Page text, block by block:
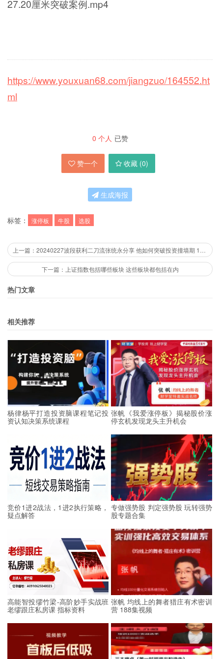
27.20厘米突破案例.mp4
https://www.youxuan68.com/jiangzuo/164552.ht
ml
0 个人 已赞
赞一个 收藏 (0)
生成海报
标签： 涨停板 牛股 选股
下一篇：上证指数包括哪些板块 这些板块都包括在内
热门文章
相关推荐
杨律杨平打造投资脑课程笔记投
资认知决策系统课程
张帆《我爱涨停板》揭秘股价涨
停玄机发现龙头主升机会
竞价1进2战法，1进2执行策略，
疑点解答
专做强势股 判定强势股 玩转强势
股专题合集
高能智投缪竹梁-高阶妙手实战班
老缪跟庄私房课 指标资料
张帆 均线上的舞者猎庄有术密训
营 188集视频